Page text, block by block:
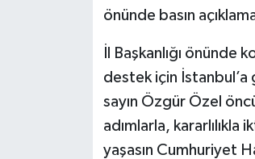
önünde basın
İl Başkanlığı
destek için İstanbul’a
sayın Özgür Özel
adımlarla,
yaşasın Cumhuriyet